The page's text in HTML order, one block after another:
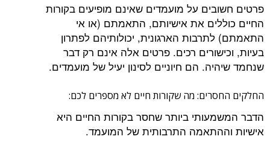
פרטים חשובים על מועמדים שאינם מופיעים בקורות
החיים כוללים את אישיותם, התאמתם (או אי
התאמתם) לתרבות הארגונית, יכולותיהם לפתרון
בעיות, וכישורים רכים. פרטים אלה אינם רק דבר
שנחמד שיהיה. הם חיוניים לסינון יעיל של מועמדים.
החלקים החסרים: מה שקורות חיים לא מספרים לכם:
הדבר המשמעותי ביותר שחסר בקורות החיים היא
אישיות וההתאמה התרבותית של המועמד.